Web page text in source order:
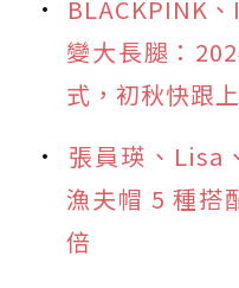
BLACKPINK、
變大長腿：
式，初秋快跟
張員瑛、Lisa
漁夫帽 5 種搭
倍